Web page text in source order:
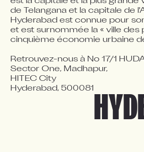
de Telangana et la capitale de
Hyderabad est connue pour
et est surnommée la « ville des
cinquième économie urbaine
Retrouvez-nous à No 17/1
Sector One, Madhapur,
HITEC City
Hyderabad, 500081